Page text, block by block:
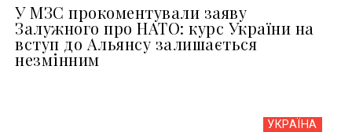
У МЗС прокоментували заяву
Залужного про НАТО: курс України на
вступ до Альянсу залишається
незмінним
УКРАЇНА